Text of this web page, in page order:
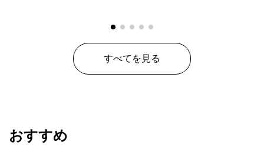
すべてを見る
おすすめ